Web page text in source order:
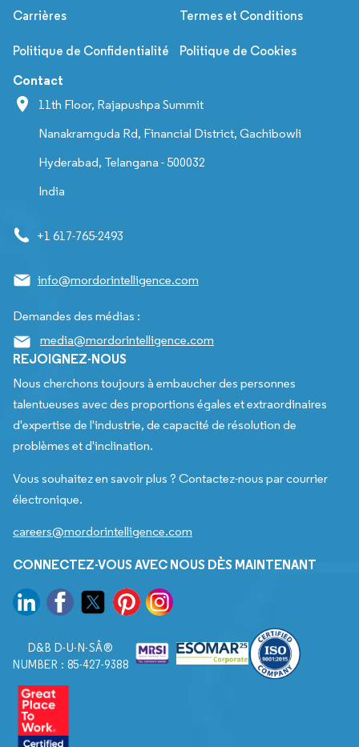
Carrières Termes et Conditions
Politique de Confidentialité Politique de Cookies
Contact
11th Floor, Rajapushpa Summit
Nanakramguda Rd, Financial District, Gachibowli
Hyderabad, Telangana - 500032
India
+1 617-765-2493
info@mordorintelligence.com
Demandes des médias :
media@mordorintelligence.com
REJOIGNEZ-NOUS
Nous cherchons toujours à embaucher des personnes
talentueuses avec des proportions égales et extraordinaires
d'expertise de l'industrie, de capacité de résolution de
problèmes et d'inclination.
Vous souhaitez en savoir plus ? Contactez-nous par courrier
électronique.
careers@mordorintelligence.com
CONNECTEZ-VOUS AVEC NOUS DÈS MAINTENANT
D&B D-U-N-SÂ®
NUMBER : 85-427-9388